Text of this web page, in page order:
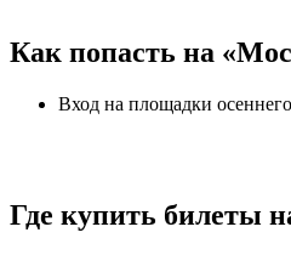
Как попасть на
Вход на площадки
Где купить билеты